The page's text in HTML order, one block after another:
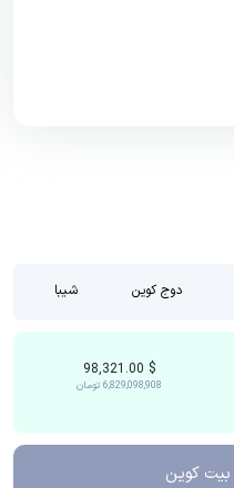
دوج کوین شیبا
$
6,829,098,908 تومان
بیت کوین